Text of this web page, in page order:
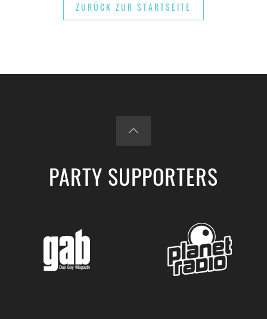
ZURÜCK ZUR STARTSEITE
PARTY SUPPORTERS